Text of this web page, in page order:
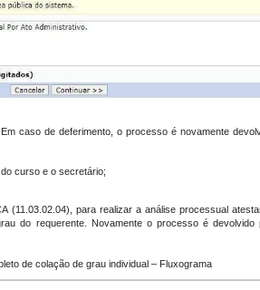
caso de deferimento, o processo é novamente
curso e o secretário;
para realizar a análise processual
do requerente. Novamente o processo é
de colação de grau individual – Fluxograma